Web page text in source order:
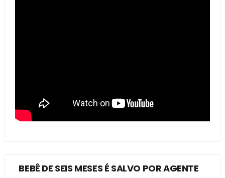
BEBÊ DE SEIS MESES É SALVO POR AGENTE